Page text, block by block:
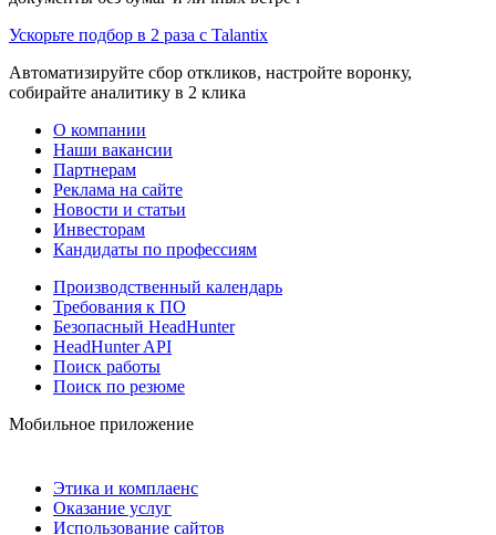
Ускорьте подбор в 2 раза с Talantix
Автоматизируйте сбор откликов, настройте воронку,
собирайте аналитику в 2 клика
О компании
Наши вакансии
Партнерам
Реклама на сайте
Новости и статьи
Инвесторам
Кандидаты по профессиям
Производственный календарь
Требования к ПО
Безопасный HeadHunter
HeadHunter API
Поиск работы
Поиск по резюме
Мобильное приложение
Этика и комплаенс
Оказание услуг
Использование сайтов